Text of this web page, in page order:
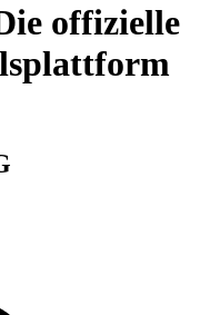
offizielle